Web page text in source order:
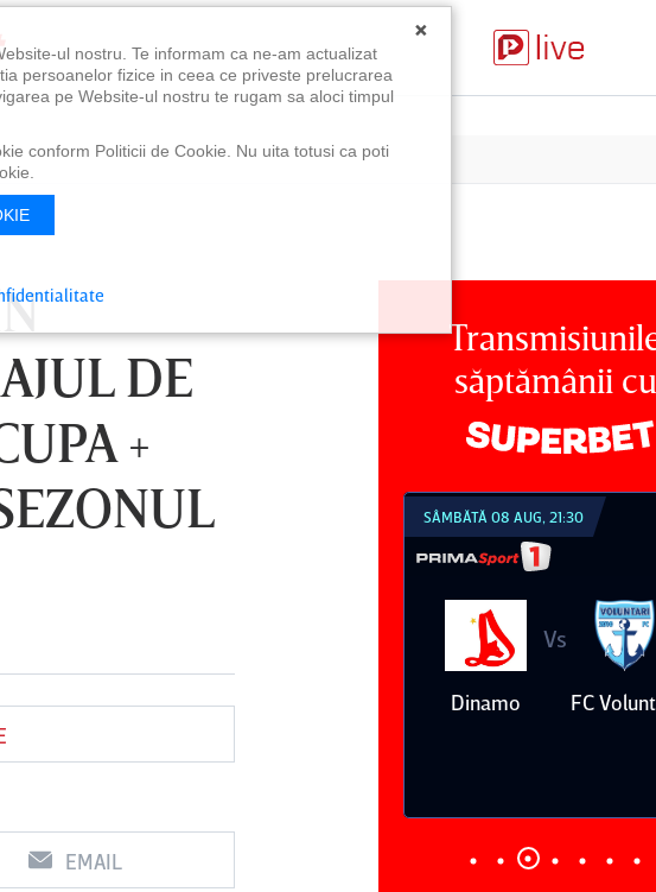
DE
+
EMAIL
săptămânii cu
SÂMBĂTĂ 08 AUG, 18:30
Farul
SÂMBĂTĂ 08 AUG, 21:30
Dinamo
Vs
FC
×
ul nostru. Te informam ca ne-am actualizat
persoanelor fizice in ceea ce priveste prelucrarea
pe Website-ul nostru te rugam sa aloci timpul
conform Politicii de Cookie. Nu uita totusi ca poti